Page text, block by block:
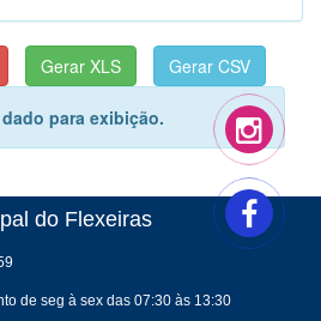
para exibição.
do Flexeiras
de seg à sex das 07:30 às 13:30